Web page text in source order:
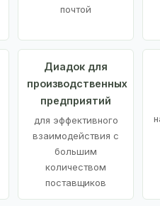
почтой
Диадок для
производственных
предприятий
для эффективного
взаимодействия с
большим
количеством
поставщиков